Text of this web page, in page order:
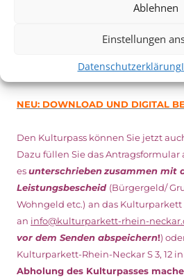
Ablehnen
Einstellungen
Datenschutzerklärung
DIGITAL KULTURPASS BEANTRAGEN
NEU: DOWNLOAD UND DIGITAL
Den Kulturpass können Sie jetzt
Dazu füllen Sie das Antragsformular
esunterschriebenzusammen mit
Leistungsbescheid (Bürgergeld/
Wohngeld etc.) an das Kulturparkett
an info@kulturparkett-rhein-
vor dem Senden abspeichern!)
Kulturparkett-Rhein-Neckar S 3, 12
Abholung des Kulturpasses